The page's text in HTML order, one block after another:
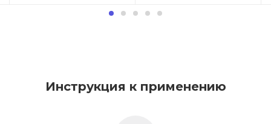
Инструкция к применению